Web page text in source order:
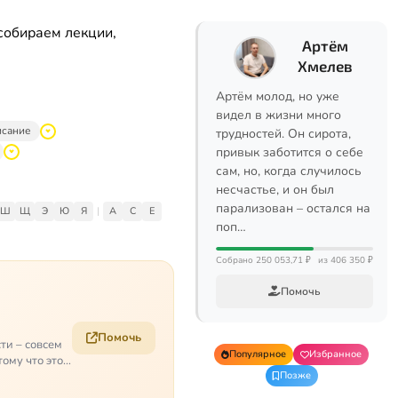
лекции,
Ш Щ Э Ю Я | A C E
– совсем
что это
Помочь
Артём
Хмелев
Артём молод, но уже
видел в жизни много
трудностей. Он сирота,
привык заботится о себе
сам, но, когда случилось
несчастье, и он был
парализован – остался на
поп…
Собрано 250 053,71 ₽ из 406 350 ₽
Помочь
Популярное
Избранное
Позже